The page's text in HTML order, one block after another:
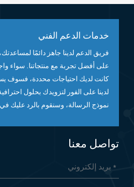
تواصل معنا
خدمات الدعم الفني
فريق الدعم لدينا جاهز دائمًا
على أفضل تجربة مع منتجاتنا. سواء
كانت لديك احتياجات محددة، فسوف
لدينا على الفور لتزويدك بحلول
نموذج الرسالة، وسنقوم بالرد عليك